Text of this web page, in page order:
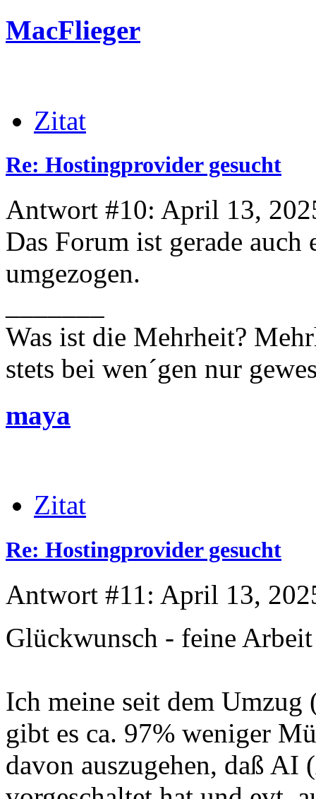
MacFlieger
Zitat
Re: Hostingprovider gesucht
Antwort #10: April 13,
Das Forum ist gerade
umgezogen.
Was ist die Mehrheit?
stets bei wen´gen nur
maya
Zitat
Re: Hostingprovider gesucht
Antwort #11: April 13,
Glückwunsch - feine
Ich meine seit dem
gibt es ca. 97% weniger
davon auszugehen, daß